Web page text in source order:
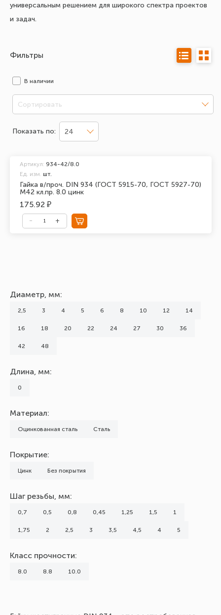
универсальным решением для широкого спектра проектов
и задач.
Фильтры
В наличии
Сортировать
Показать по: 24
Гайка в/проч. DIN 934 (ГОСТ 5915-70, ГОСТ 5927-70)
М42 кл.пр. 8.0 цинк
Артикул: 934-42/8.0
Ед. изм. шт.
175.92 ₽
Диаметр, мм:
2,5 3 4 5 6 8 10 12 14
16 18 20 22 24 27 30 36
42 48
Длина, мм:
0
Материал:
Оцинкованная сталь Сталь
Покрытие:
Цинк Без покрытия
Шаг резьбы, мм:
0,7 0,5 0,8 0,45 1,25 1,5 1
1,75 2 2,5 3 3,5 4,5 4 5
Класс прочности:
8.0 8.8 10.0